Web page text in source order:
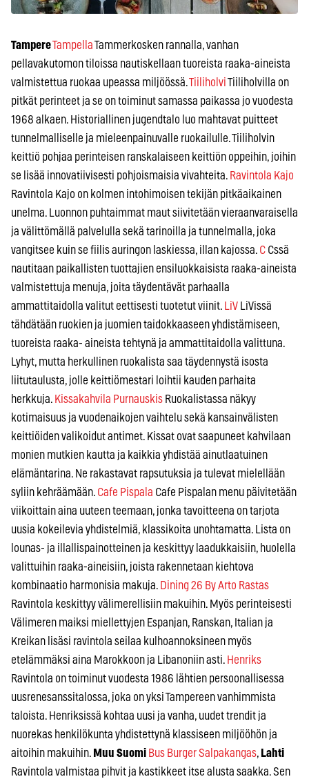
TampereTampellaTammerkosken rannalla, vanhan
pellavakutomon tiloissa nautiskellaan tuoreista raaka-aineista
valmistettua ruokaa upeassa miljöössä.TiiliholviTiiliholvilla on
pitkät perinteet ja se on toiminut samassa paikassa jo vuodesta
1968 alkaen. Historiallinen jugendtalo luo mahtavat puitteet
tunnelmalliselle ja mieleenpainuvalle ruokailulle. Tiiliholvin
keittiö pohjaa perinteisen ranskalaiseen keittiön oppeihin, joihin
se lisää innovatiivisesti pohjoismaisia vivahteita. Ravintola Kajo
Ravintola Kajo on kolmen intohimoisen tekijän pitkäaikainen
unelma. Luonnon puhtaimmat maut siivitetään vieraanvaraisella
ja välittömällä palvelulla sekä tarinoilla ja tunnelmalla, joka
vangitsee kuin se fiilis auringon laskiessa, illan kajossa. C Cssä
nautitaan paikallisten tuottajien ensiluokkaisista raaka-aineista
valmistettuja menuja, joita täydentävät parhaalla
ammattitaidolla valitut eettisesti tuotetut viinit. LiV LiVissä
tähdätään ruokien ja juomien taidokkaaseen yhdistämiseen,
tuoreista raaka- aineista tehtynä ja ammattitaidolla valittuna.
Lyhyt, mutta herkullinen ruokalista saa täydennystä isosta
liitutaulusta, jolle keittiömestari loihtii kauden parhaita
herkkuja. Kissakahvila Purnauskis Ruokalistassa näkyy
kotimaisuus ja vuodenaikojen vaihtelu sekä kansainvälisten
keittiöiden valikoidut antimet. Kissat ovat saapuneet kahvilaan
monien mutkien kautta ja kaikkia yhdistää ainutlaatuinen
elämäntarina. Ne rakastavat rapsutuksia ja tulevat mielellään
syliin kehräämään. Cafe Pispala Cafe Pispalan menu päivitetään
viikoittain aina uuteen teemaan, jonka tavoitteena on tarjota
uusia kokeilevia yhdistelmiä, klassikoita unohtamatta. Lista on
lounas- ja illallispainotteinen ja keskittyy laadukkaisiin, huolella
valittuihin raaka-aineisiin, joista rakennetaan kiehtova
kombinaatio harmonisia makuja. Dining 26 By Arto Rastas
Ravintola keskittyy välimerellisiin makuihin. Myös perinteisesti
Välimeren maiksi miellettyjen Espanjan, Ranskan, Italian ja
Kreikan lisäsi ravintola seilaa kulhoannoksineen myös
etelämmäksi aina Marokkoon ja Libanoniin asti. Henriks
Ravintola on toiminut vuodesta 1986 lähtien persoonallisessa
uusrenesanssitalossa, joka on yksi Tampereen vanhimmista
taloista. Henriksissä kohtaa uusi ja vanha, uudet trendit ja
nuorekas henkilökunta yhdistettynä klassiseen miljööhön ja
aitoihin makuihin. Muu Suomi Bus Burger Salpakangas, Lahti
Ravintola valmistaa pihvit ja kastikkeet itse alusta saakka. Sen